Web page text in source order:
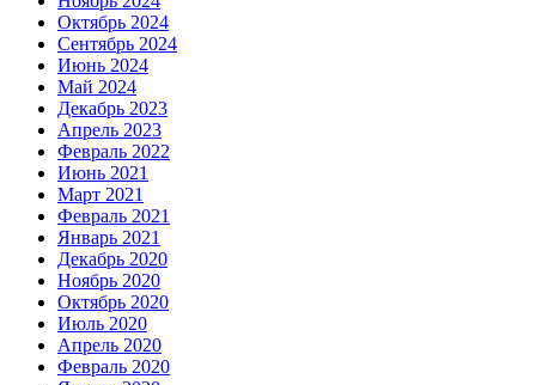
Октябрь 2024
Сентябрь 2024
Июнь 2024
Май 2024
Декабрь 2023
Апрель 2023
Февраль 2022
Июнь 2021
Март 2021
Февраль 2021
Январь 2021
Декабрь 2020
Ноябрь 2020
Октябрь 2020
Июль 2020
Апрель 2020
Февраль 2020